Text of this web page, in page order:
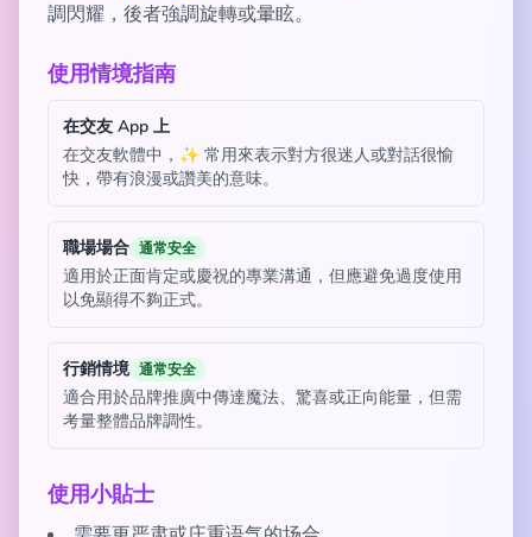
調閃耀，後者強調旋轉或暈眩。
使用情境指南
在交友 App 上
在交友軟體中，✨ 常用來表示對方很迷人或對話很愉
快，帶有浪漫或讚美的意味。
職場場合 通常安全
適用於正面肯定或慶祝的專業溝通，但應避免過度使用
以免顯得不夠正式。
行銷情境 通常安全
適合用於品牌推廣中傳達魔法、驚喜或正向能量，但需
考量整體品牌調性。
使用小貼士